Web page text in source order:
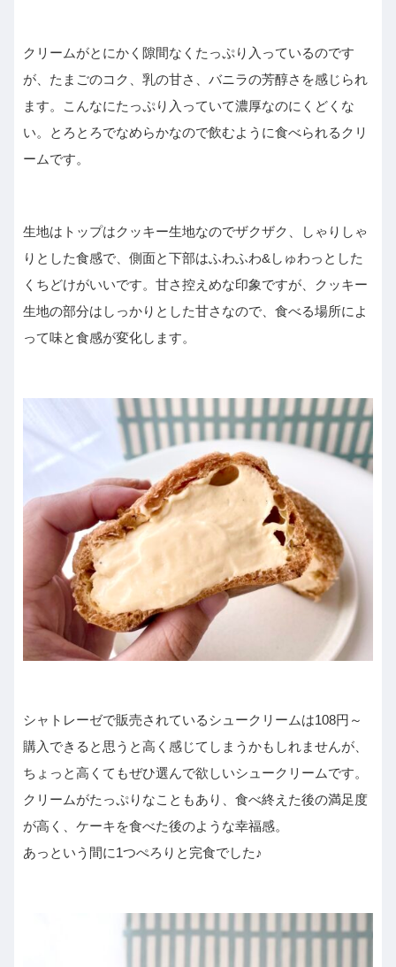
クリームがとにかく隙間なくたっぷり入っているのです
が、たまごのコク、乳の甘さ、バニラの芳醇さを感じられ
ます。こんなにたっぷり入っていて濃厚なのにくどくな
い。とろとろでなめらかなので飲むように食べられるクリ
ームです。
生地はトップはクッキー生地なのでザクザク、しゃりしゃ
りとした食感で、側面と下部はふわふわ&しゅわっとした
くちどけがいいです。甘さ控えめな印象ですが、クッキー
生地の部分はしっかりとした甘さなので、食べる場所によ
って味と食感が変化します。
シャトレーゼで販売されているシュークリームは108円～
購入できると思うと高く感じてしまうかもしれませんが、
ちょっと高くてもぜひ選んで欲しいシュークリームです。
クリームがたっぷりなこともあり、食べ終えた後の満足度
が高く、ケーキを食べた後のような幸福感。
あっという間に1つぺろりと完食でした♪